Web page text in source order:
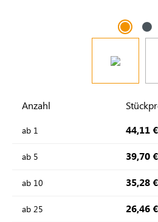
Anzahl
ab 1 44,11 €
ab 5 39,70 €
ab 10 35,28 €
ab 25 26,46 €